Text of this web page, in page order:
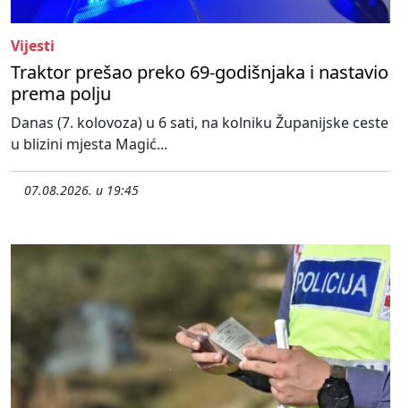
Vijesti
Traktor prešao preko 69-godišnjaka i nastavio
prema polju
Danas (7. kolovoza) u 6 sati, na kolniku Županijske ceste
u blizini mjesta Magić...
07.08.2026. u 19:45